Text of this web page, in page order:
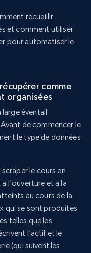
recueillir
et comment utiliser
pour automatiser le
comme
organisées
éventail
de commencer le
le type de données
le cours en
l’ouverture et à la
au cours de la
qui se sont produites
telles que les
l’actif et le
(qui suivent les